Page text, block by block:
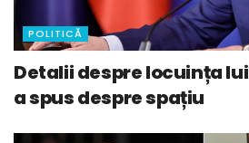
POLITICĂ
Detalii despre locuința
a spus despre spațiu